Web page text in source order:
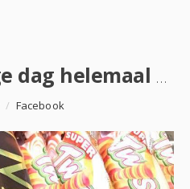
Om deze zonnige dag helemaal compleet te maken hebben wij vanaf vandaag weer lekkere ijsjes te koop!…
/ Facebook